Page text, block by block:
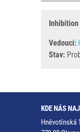
Inhibition
Vedoucí:
Stav:
KDE NÁS
Hněvotínská